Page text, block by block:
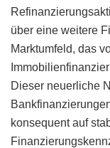
über eine weitere
Marktumfeld, das
Dieser neuerliche
konsequent auf